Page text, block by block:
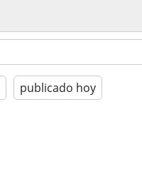
publicado hoy